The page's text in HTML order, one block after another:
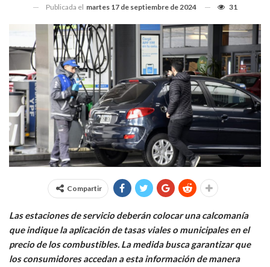
Publicada el martes 17 de septiembre de 2024 31
Compartir
Las estaciones de servicio deberán colocar una calcomanía
que indique la aplicación de tasas viales o municipales en el
precio de los combustibles. La medida busca garantizar que
los consumidores accedan a esta información de manera